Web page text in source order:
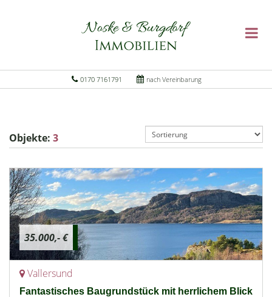
0170 7161791 nach Vereinbarung
Objekte: 3
35.000,- €
Vallersund
Fantastisches Baugrundstück mit herrlichem Blick